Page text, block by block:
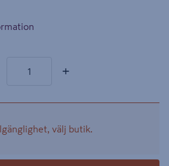
+
välj butik.